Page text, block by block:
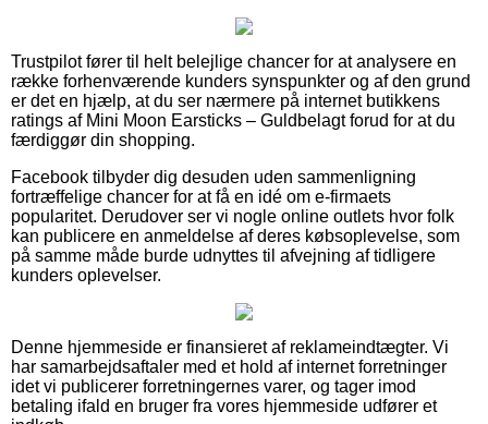
Trustpilot fører til helt belejlige chancer for at analysere en
række forhenværende kunders synspunkter og af den grund
er det en hjælp, at du ser nærmere på internet butikkens
ratings af Mini Moon Earsticks – Guldbelagt forud for at du
færdiggør din shopping.
Facebook tilbyder dig desuden uden sammenligning
fortræffelige chancer for at få en idé om e-firmaets
popularitet. Derudover ser vi nogle online outlets hvor folk
kan publicere en anmeldelse af deres købsoplevelse, som
på samme måde burde udnyttes til afvejning af tidligere
kunders oplevelser.
Denne hjemmeside er finansieret af reklameindtægter. Vi
har samarbejdsaftaler med et hold af internet forretninger
idet vi publicerer forretningernes varer, og tager imod
betaling ifald en bruger fra vores hjemmeside udfører et